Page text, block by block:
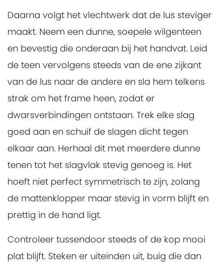
Daarna volgt het vlechtwerk dat de lus steviger
maakt. Neem een dunne, soepele wilgenteen
en bevestig die onderaan bij het handvat. Leid
de teen vervolgens steeds van de ene zijkant
van de lus naar de andere en sla hem telkens
strak om het frame heen, zodat er
dwarsverbindingen ontstaan. Trek elke slag
goed aan en schuif de slagen dicht tegen
elkaar aan. Herhaal dit met meerdere dunne
tenen tot het slagvlak stevig genoeg is. Het
hoeft niet perfect symmetrisch te zijn, zolang
de mattenklopper maar stevig in vorm blijft en
prettig in de hand ligt.
Controleer tussendoor steeds of de kop mooi
plat blijft. Steken er uiteinden uit, buig die dan